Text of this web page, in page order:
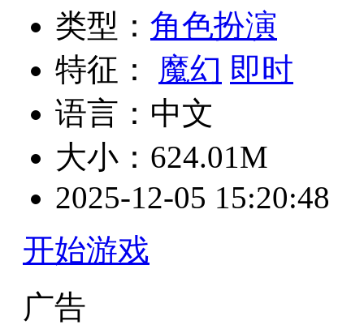
类型： 角色扮演
特征： 魔幻 即时
语言：中文
大小：624.01M
2025-12-05 15:20:48
开始游戏
广告